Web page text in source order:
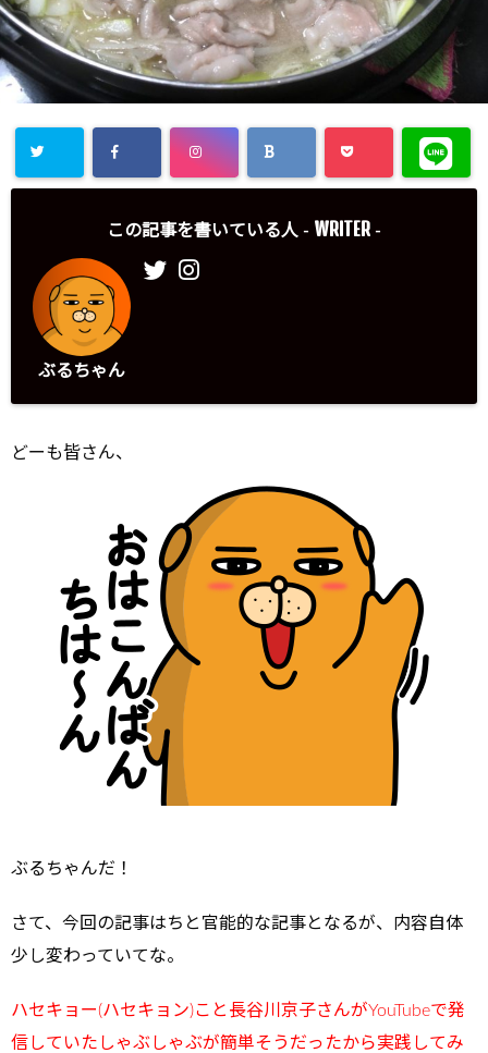
この記事を書いている人 - WRITER -
ぶるちゃん
どーも皆さん、
ぶるちゃんだ！
さて、今回の記事はちと官能的な記事となるが、内容自体
少し変わっていてな。
ハセキョー(ハセキョン)こと長谷川京子さんがYouTubeで発
信していたしゃぶしゃぶが簡単そうだったから実践してみ